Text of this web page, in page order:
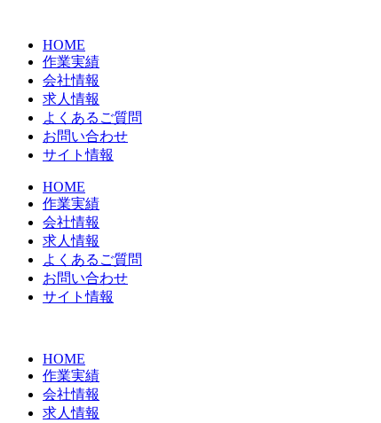
HOME
作業実績
会社情報
求人情報
よくあるご質問
お問い合わせ
サイト情報
HOME
作業実績
会社情報
求人情報
よくあるご質問
お問い合わせ
サイト情報
HOME
作業実績
会社情報
求人情報